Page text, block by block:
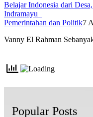
Belajar Indonesia dari
Indramayu
Pemerintahan dan Politik7
Vanny El Rahman
Popular Posts